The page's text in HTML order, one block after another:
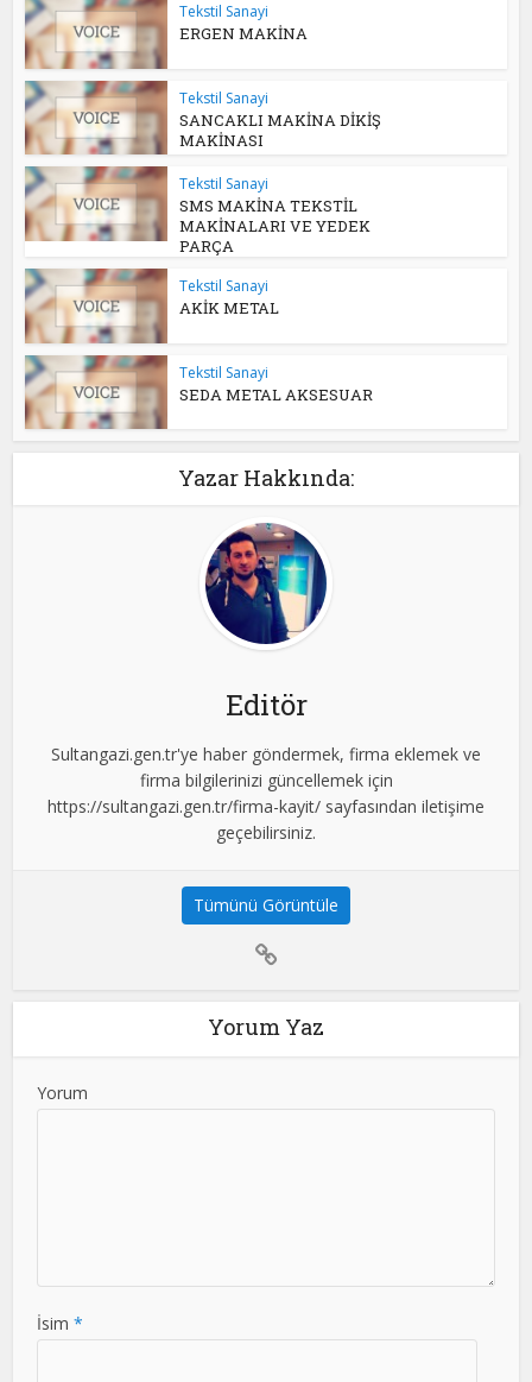
Tekstil Sanayi
ERGEN MAKİNA
Tekstil Sanayi
SANCAKLI MAKİNA DİKİŞ
MAKİNASI
Tekstil Sanayi
SMS MAKİNA TEKSTİL
MAKİNALARI VE YEDEK
PARÇA
Tekstil Sanayi
AKİK METAL
Tekstil Sanayi
SEDA METAL AKSESUAR
Yazar Hakkında:
Editör
Sultangazi.gen.tr'ye haber göndermek, firma eklemek ve
firma bilgilerinizi güncellemek için
https://sultangazi.gen.tr/firma-kayit/ sayfasından iletişime
geçebilirsiniz.
Tümünü Görüntüle
Yorum Yaz
Yorum
İsim *